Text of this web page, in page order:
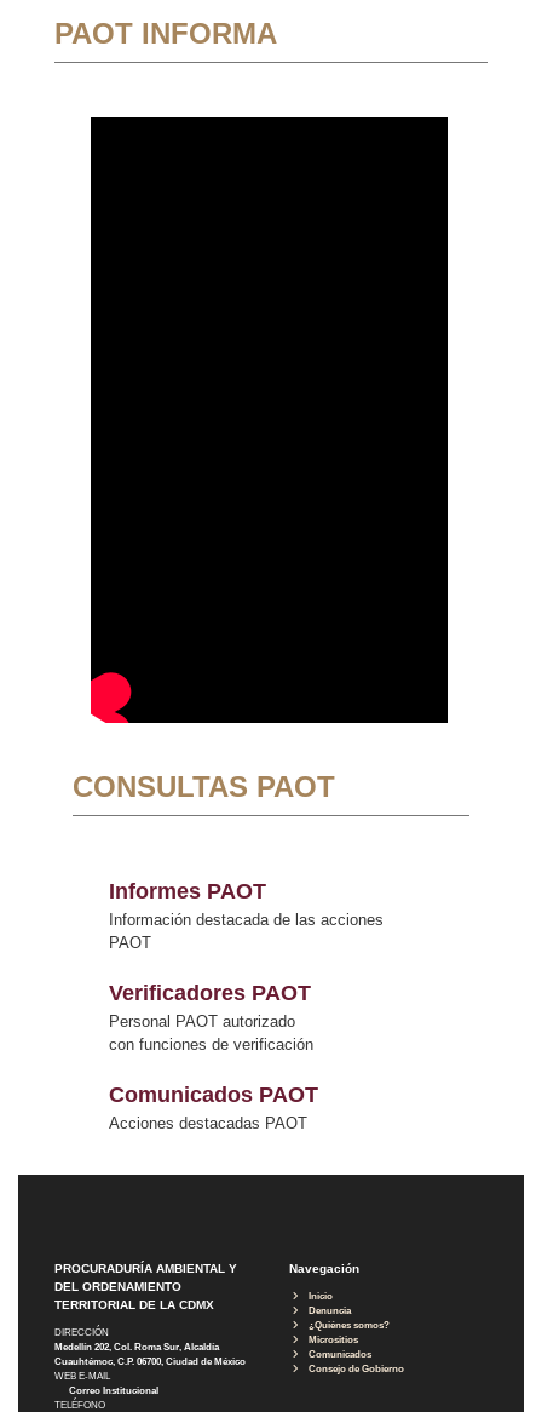
PAOT INFORMA
CONSULTAS PAOT
Informes PAOT
Información destacada de las acciones
PAOT
Verificadores PAOT
Personal PAOT autorizado
con funciones de verificación
Comunicados PAOT
Acciones destacadas PAOT
PROCURADURÍA AMBIENTAL Y
DEL ORDENAMIENTO
TERRITORIAL DE LA CDMX
DIRECCIÓN
Medellín 202, Col. Roma Sur, Alcaldía
Cuauhtémoc, C.P. 06700, Ciudad de México
WEB E-MAIL
Correo Institucional
TELÉFONO
Navegación
Inicio
Denuncia
¿Quiénes somos?
Micrositios
Comunicados
Consejo de Gobierno